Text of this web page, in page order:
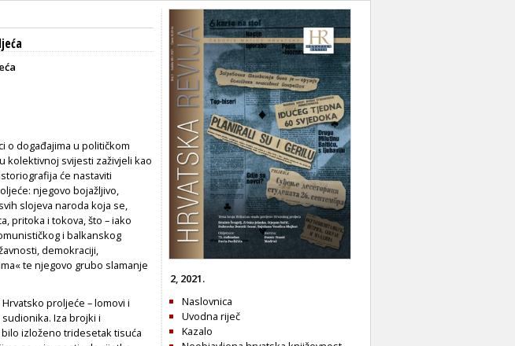
o događajima u političkom
kolektivnoj svijesti zaživjeli kao
će nastaviti
njegovo bojažljivo,
slojeva naroda koja se,
pritoka i tokova, što – iako
i balkanskog
demokraciji,
te njegovo grubo slamanje
proljeće – lomovi i
Iza brojki i
izloženo tridesetak tisuća
2, 2021.
Naslovnica
Uvodna riječ
Kazalo